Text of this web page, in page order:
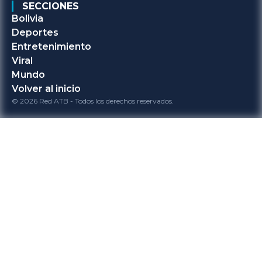
SECCIONES
Bolivia
Deportes
Entretenimiento
Viral
Mundo
Volver al inicio
© 2026 Red ATB - Todos los derechos reservados.